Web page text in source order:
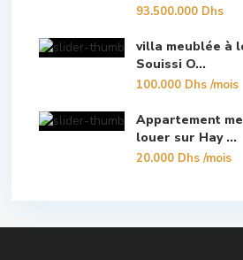
93.500.000 Dhs
villa meublée à
Souissi O...
100.000 Dhs/mois
Appartement
louer sur Hay ...
20.000 Dhs/mois